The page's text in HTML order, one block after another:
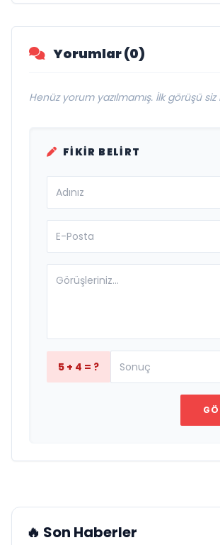
Yorumlar (0)
Henüz yorum yazılmamış. İlk görüşü
FIKIR BELIRT
5 + 4 = ?
🔥 Son Haberler